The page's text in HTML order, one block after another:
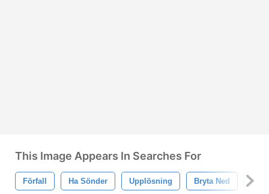
This Image Appears In Searches For
Förfall Ha Sönder Upplösning Bryta Ned